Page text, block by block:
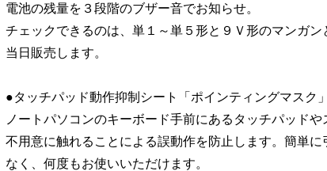
電池の残量を３段階のブザー音でお知らせ。
チェックできるのは、単１～単５形と９Ｖ形のマンガン
当日販売します。
●タッチパッド動作抑制シート「ポインティングマスク
ノートパソコンのキーボード手前にあるタッチパッドや
不用意に触れることによる誤動作を防止します。簡単
なく、何度もお使いいただけます。